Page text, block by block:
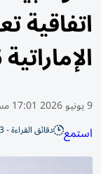
اتفاقية
الإماراتية 2026»
9 يونيو 2026 17:01 مساء
استمع دقائق القراءة - 3